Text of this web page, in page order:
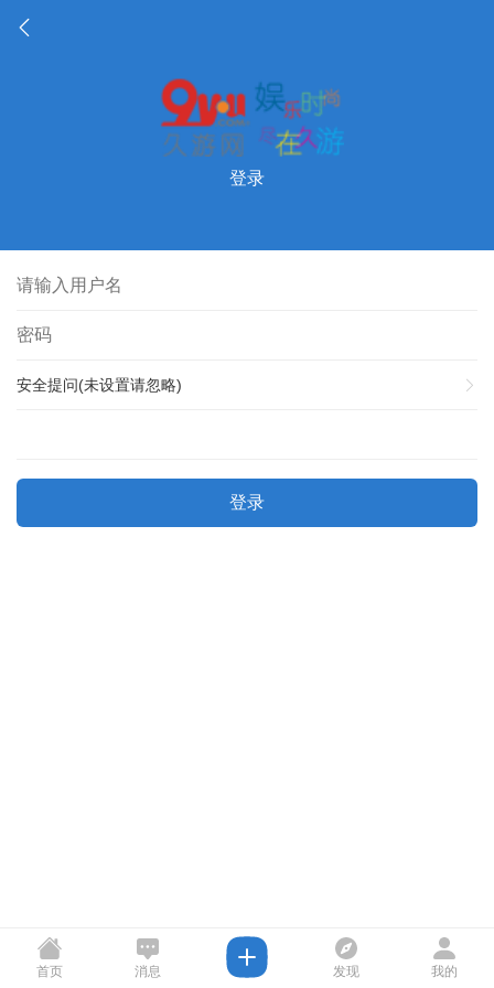
登录
安全提问(未设置请忽略)
登录
首页 消息 发现 我的